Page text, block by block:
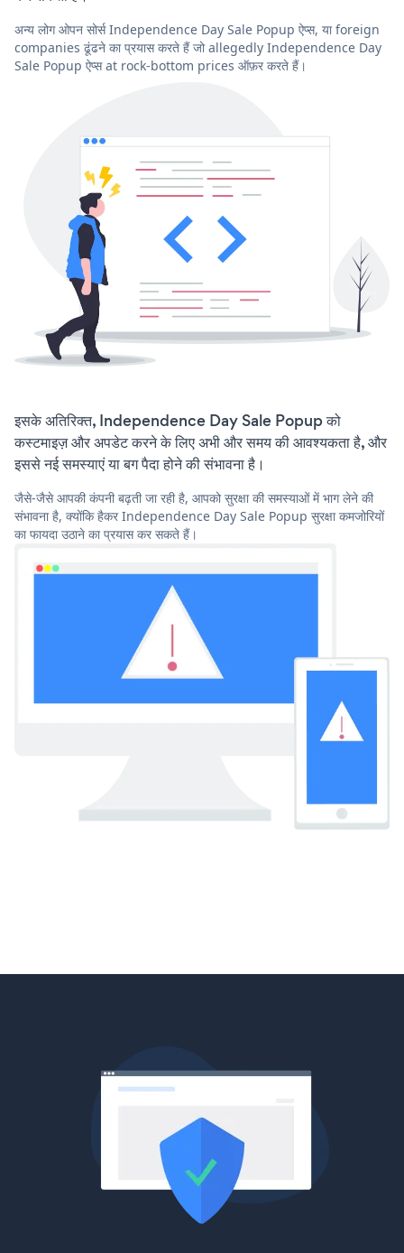
अन्य लोग ओपन सोर्स Independence Day Sale Popup ऐप्स, या foreign
companies ढूंढने का प्रयास करते हैं जो allegedly Independence Day
Sale Popup ऐप्स at rock-bottom prices ऑफ़र करते हैं।
इसके अतिरिक्त, Independence Day Sale Popup को
कस्टमाइज़ और अपडेट करने के लिए अभी और समय की आवश्यकता है, और
इससे नई समस्याएं या बग पैदा होने की संभावना है।
जैसे-जैसे आपकी कंपनी बढ़ती जा रही है, आपको सुरक्षा की समस्याओं में भाग लेने की
संभावना है, क्योंकि हैकर Independence Day Sale Popup सुरक्षा कमजोरियों
का फायदा उठाने का प्रयास कर सकते हैं।